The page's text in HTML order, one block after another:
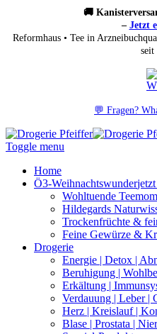
🚚
– Jetzt
Reformhaus • Tee in
seit
💬 Fragen?
Toggle menu
Home
Ö3-Weihnachtswunder
Wohltuende
Hildegards
Trockenfrüchte &
Feine Gewürze &
Drogerie
Energie | Detox |
Beruhigung |
Erkältung |
Verdauung | Leber |
Herz | Kreislauf |
Blase | Prostata |